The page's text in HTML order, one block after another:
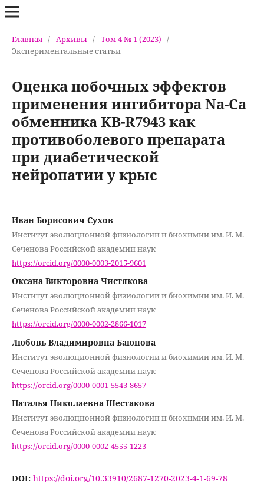
Главная / Архивы / Том 4 № 1 (2023) /
Экспериментальные статьи
Оценка побочных эффектов
применения ингибитора Na-Ca
обменника KB-R7943 как
противоболевого препарата
при диабетической
нейропатии у крыс
Иван Борисович Сухов
Институт эволюционной физиологии и биохимии им. И. М.
Сеченова Российской академии наук
https://orcid.org/0000-0003-2015-9601
Оксана Викторовна Чистякова
Институт эволюционной физиологии и биохимии им. И. М.
Сеченова Российской академии наук
https://orcid.org/0000-0002-2866-1017
Любовь Владимировна Баюнова
Институт эволюционной физиологии и биохимии им. И. М.
Сеченова Российской академии наук
https://orcid.org/0000-0001-5543-8657
Наталья Николаевна Шестакова
Институт эволюционной физиологии и биохимии им. И. М.
Сеченова Российской академии наук
https://orcid.org/0000-0002-4555-1223
DOI: https://doi.org/10.33910/2687-1270-2023-4-1-69-78